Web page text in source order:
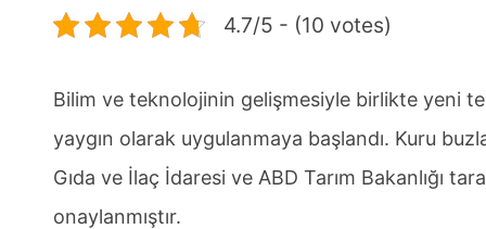
4.7/5 - (10 votes)
Bilim ve teknolojinin gelişmesiyle birlikte yeni
yaygın olarak uygulanmaya başlandı. Kuru
Gıda ve İlaç İdaresi ve ABD Tarım Bakanlığı
onaylanmıştır.